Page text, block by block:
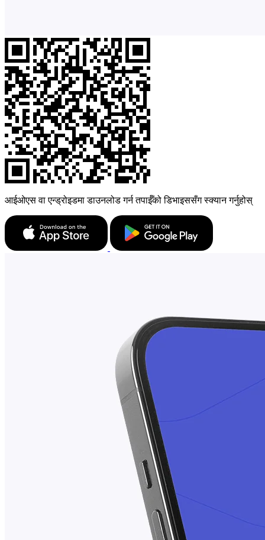
आईओएस वा एन्ड्रोइडमा डाउनलोड गर्न तपाईँको डिभाइससँग स्क्यान गर्नुहोस्